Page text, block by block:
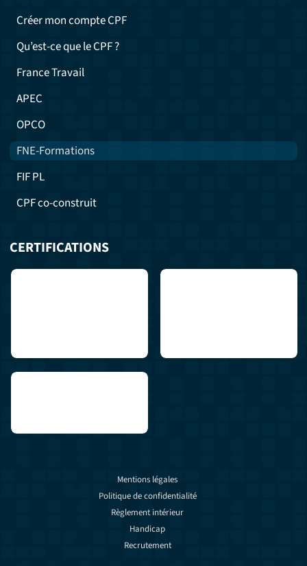
CERTIFICATIONS
Créer mon compte CPF
Qu’est-ce que le CPF ?
France Travail
APEC
OPCO
FNE-Formations
FIF PL
CPF co-construit
Mentions légales
Politique de confidentialité
Règlement intérieur
Handicap
Recrutement